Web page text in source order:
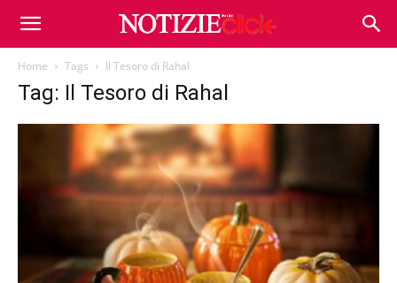
Home Tags Il Tesoro di Rahal
Tag: Il Tesoro di Rahal